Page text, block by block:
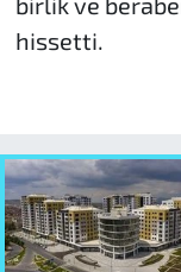
hissetti.